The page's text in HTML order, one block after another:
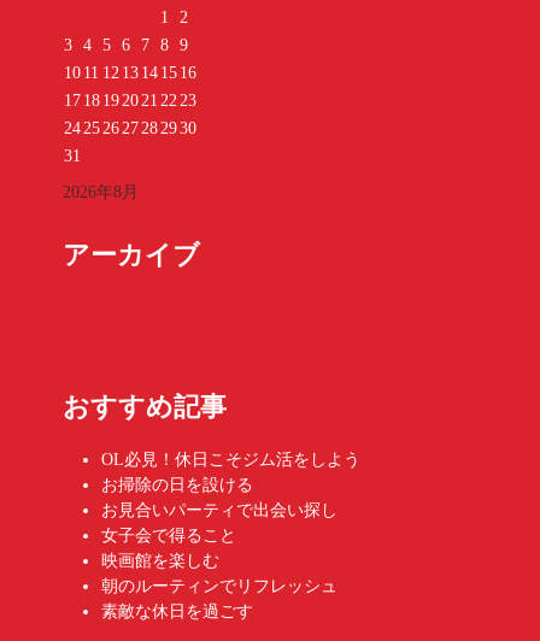
2026年8月
1
2
3 4 5 6 7 8 9
10 11 12 13 14 15 16
17 18 192021 2223
24252627282930
31
アーカイブ
おすすめ記事
OL必見！休日こそジム活をしよう
お掃除の日を設ける
お見合いパーティで出会い探し
女子会で得ること
映画館を楽しむ
朝のルーティンでリフレッシュ
素敵な休日を過ごす